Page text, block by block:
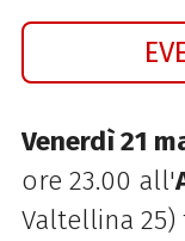
Venerdì 21
ore 23.00 all'
Valtellina